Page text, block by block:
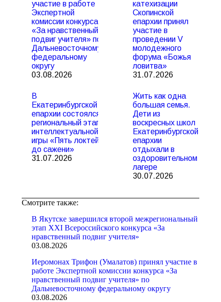
участие в работе
Экспертной
комиссии конкурса
«За нравственный
подвиг учителя» по
Дальневосточному
федеральному
округу
03.08.2026
катехизации
Скопинской
епархии принял
участие в
проведении V
молодежного
форума «Божья
ловитва»
31.07.2026
В
Екатеринбургской
епархии состоялся
региональный этап
интеллектуальной
игры «Пять локтей
до сажени»
31.07.2026
Жить как одна
большая семья.
Дети из
воскресных школ
Екатеринбургской
епархии
отдыхали в
оздоровительном
лагере
30.07.2026
Смотрите также:
В Якутске завершился второй межрегиональный
этап XXI Всероссийского конкурса «За
нравственный подвиг учителя»
03.08.2026
Иеромонах Трифон (Умалатов) принял участие в
работе Экспертной комиссии конкурса «За
нравственный подвиг учителя» по
Дальневосточному федеральному округу
03.08.2026